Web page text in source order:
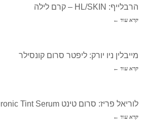
הרבלייף: HL/SKIN – קרם לילה
קרא עוד ←
מייבלין ניו יורק: ליפטר סרום קונסילר
קרא עוד ←
לוריאל פריז: סרום טינט Hyaluronic Tint Serum
קרא עוד ←